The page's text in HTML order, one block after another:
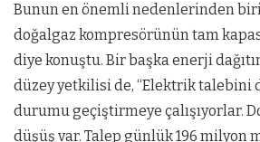
Bunun en önemli nedenlerinden
doğalgaz kompresörünün tam
diye konuştu. Bir başka enerji
düzey yetkilisi de, “Elektrik talebini
durumu geçiştirmeye çalışıyorlar.
düşüş var. Talep günlük 196 milyon